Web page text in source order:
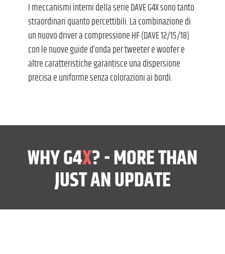
I meccanismi interni della serie DAVE G4X sono tanto
straordinari quanto percettibili. La combinazione di
un nuovo driver a compressione HF (DAVE 12/15/18)
con le nuove guide d’onda per tweeter e woofer e
altre caratteristiche garantisce una dispersione
precisa e uniforme senza colorazioni ai bordi.
WHY G4X? - MORE THAN
JUST AN UPDATE